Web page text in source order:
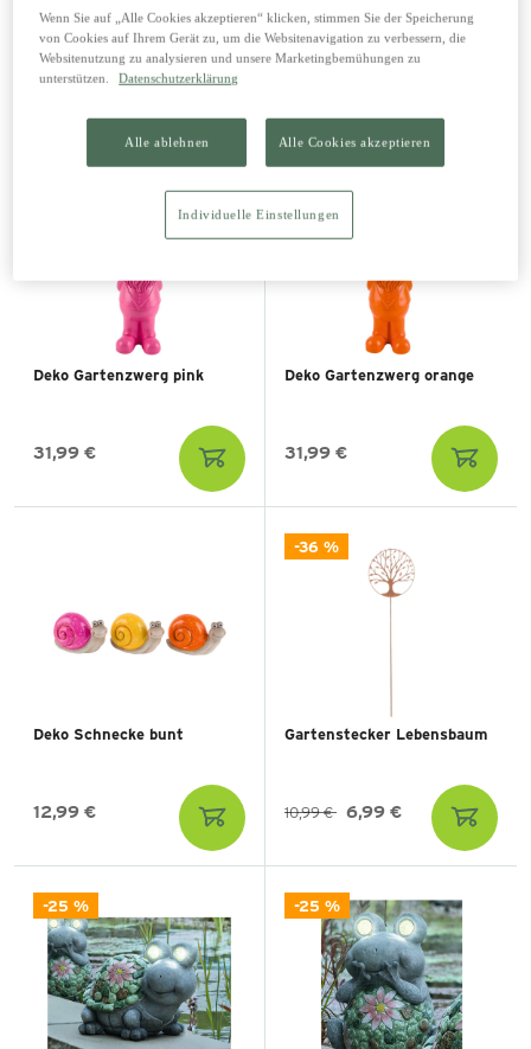
Gartenstecker Indira
8,99 €
Deko Gartenzwerg grün
Deko Gartenzwerg pink
31,99 €
Deko Gartenzwerg orange
31,99 €
Deko Schnecke bunt
12,99 €
-36 %
Gartenstecker Lebensbaum
10,99 € 6,99 €
-25 % -25 %
Wenn Sie auf „Alle Cookies akzeptieren“ klicken, stimmen Sie der Speicherung
von Cookies auf Ihrem Gerät zu, um die Websitenavigation zu verbessern, die
Websitenutzung zu analysieren und unsere Marketingbemühungen zu
unterstützen.
Datenschutzerklärung
Alle ablehnen Alle Cookies akzeptieren
Individuelle Einstellungen